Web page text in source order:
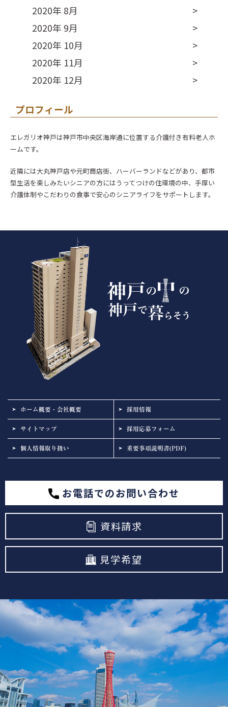
2020年 8月
2020年 9月
2020年 10月
2020年 11月
2020年 12月
プロフィール
エレガリオ神戸は神戸市中央区海岸通に位置する介護付き有料老人ホ
ームです。
近隣には大丸神戸店や元町商店街、ハーバーランドなどがあり、都市
型生活を楽しみたいシニアの方にはうってつけの住環境の中、手厚い
介護体制やこだわりの食事で安心のシニアライフをサポートします。
ホーム概要・会社概要 採用情報
サイトマップ 採用応募フォーム
個人情報取り扱い 重要事項説明書(PDF)
お電話でのお問い合わせ
資料請求
見学希望